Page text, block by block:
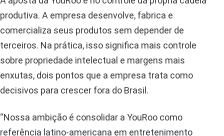
produtiva. A empresa desenvolve, fabrica e
comercializa seus produtos sem depender de
terceiros. Na prática, isso significa mais controle
sobre propriedade intelectual e margens mais
enxutas, dois pontos que a empresa trata como
decisivos para crescer fora do Brasil.
“Nossa ambição é consolidar a YouRoo como
referência latino-americana em entretenimento